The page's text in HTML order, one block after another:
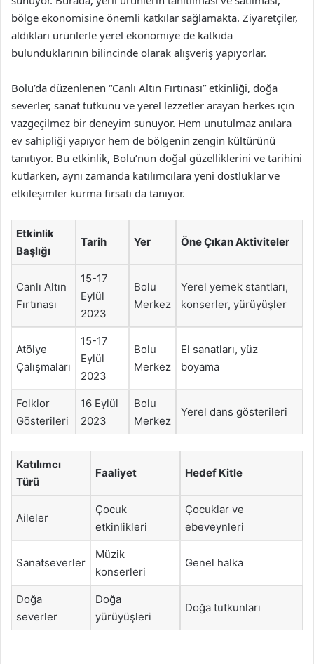
bölge ekonomisine önemli katkılar sağlamakta. Ziyaretçiler,
aldıkları ürünlerle yerel ekonomiye de katkıda
bulunduklarının bilincinde olarak alışveriş yapıyorlar.
Bolu’da düzenlenen “Canlı Altın Fırtınası” etkinliği, doğa
severler, sanat tutkunu ve yerel lezzetler arayan herkes için
vazgeçilmez bir deneyim sunuyor. Hem unutulmaz anılara
ev sahipliği yapıyor hem de bölgenin zengin kültürünü
tanıtıyor. Bu etkinlik, Bolu’nun doğal güzelliklerini ve tarihini
kutlarken, aynı zamanda katılımcılara yeni dostluklar ve
etkileşimler kurma fırsatı da tanıyor.
Etkinlik
Başlığı
Tarih Yer Öne Çıkan Aktiviteler
Canlı Altın
Fırtınası
15-17
Eylül
2023
Bolu
Merkez
Yerel yemek stantları,
konserler, yürüyüşler
Atölye
Çalışmaları
15-17
Eylül
2023
Bolu
Merkez
El sanatları, yüz
boyama
Folklor
Gösterileri
16 Eylül
2023
Bolu
Merkez
Yerel dans gösterileri
Katılımcı
Türü
Faaliyet Hedef Kitle
Aileler
Çocuk
etkinlikleri
Çocuklar ve
ebeveynleri
Sanatseverler
Müzik
konserleri
Genel halka
Doğa
severler
Doğa
yürüyüşleri
Doğa tutkunları